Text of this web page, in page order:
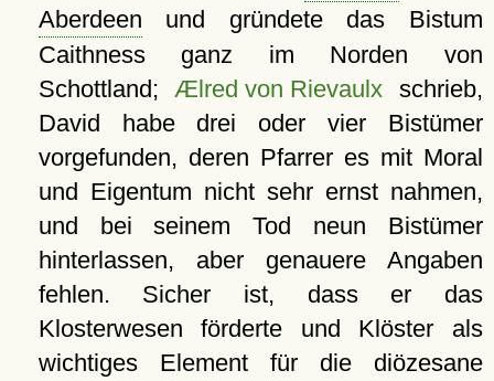
Aberdeen und gründete das Bistum
Caithness ganz im Norden von
Schottland;Ælred von Rievaulx schrieb,
David habe drei oder vier Bistümer
vorgefunden, deren Pfarrer es mit Moral
und Eigentum nicht sehr ernst nahmen,
und bei seinem Tod neun Bistümer
hinterlassen, aber genauere Angaben
fehlen. Sicher ist, dass er das
Klosterwesen förderte und Klöster als
wichtiges Element für die diözesane